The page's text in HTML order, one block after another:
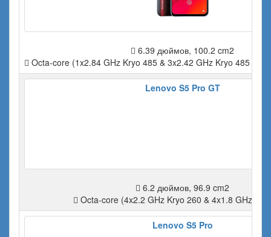
6.39 дюймов, 100.2 cm2
Octa-core (1x2.84 GHz Kryo 485 & 3x2.42 GHz Kryo 485 &
Lenovo S5 Pro GT
6.2 дюймов, 96.9 cm2
Octa-core (4x2.2 GHz Kryo 260 & 4x1.8 GHz
Lenovo S5 Pro